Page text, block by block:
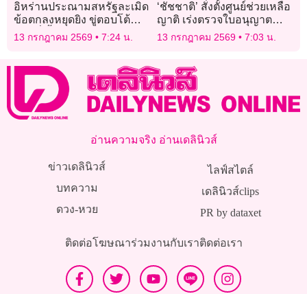
อิหร่านประณามสหรัฐละเมิด
ข้อตกลงหยุดยิง ขู่ตอบโต้
ชาติที่เอื้อโจมตี
13 กรกฎาคม 2569 7:24 น.
‘ชัชชาติ’ สั่งตั้งศูนย์ช่วยเหลือ
ญาติ เร่งตรวจใบอนุญาต
‘โรงเบียร์ ณ ลาดพร้าว’
13 กรกฎาคม 2569 7:03 น.
อ่านความจริง อ่านเดลินิวส์
ข่าวเดลินิวส์
บทความ
ดวง-หวย
ไลฟ์สไตล์
เดลินิวส์clips
PR by dataxet
ติดต่อโฆษณาร่วมงานกับเราติดต่อเรา